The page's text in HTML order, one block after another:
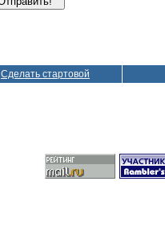
Сделать стартовой